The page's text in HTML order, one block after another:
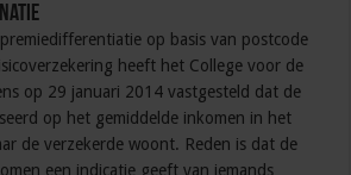
op basis van postcode
heeft het College voor de
op 29 januari 2014 vastgesteld dat de
op het gemiddelde inkomen in het
de verzekerde woont. Reden is dat de
een indicatie geeft van iemands